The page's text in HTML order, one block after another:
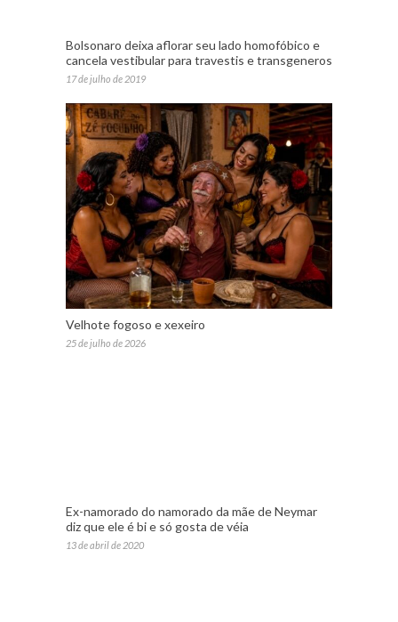
Bolsonaro deixa aflorar seu lado homofóbico e
cancela vestibular para travestis e transgeneros
17 de julho de 2019
Velhote fogoso e xexeiro
25 de julho de 2026
Ex-namorado do namorado da mãe de Neymar
diz que ele é bi e só gosta de véia
13 de abril de 2020